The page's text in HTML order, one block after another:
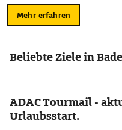
Mehr erfahren
Beliebte Ziele in
ADAC Tourmail -
Urlaubsstart.